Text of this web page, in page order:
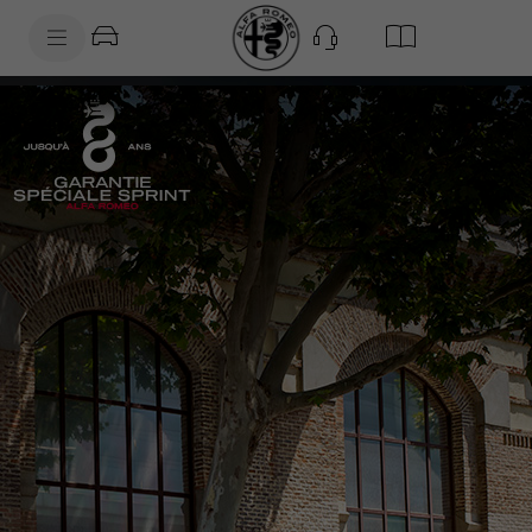
SkiptoNavigationText